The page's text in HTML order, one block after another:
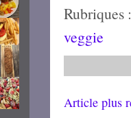
Rubriques
veggie
Article plus